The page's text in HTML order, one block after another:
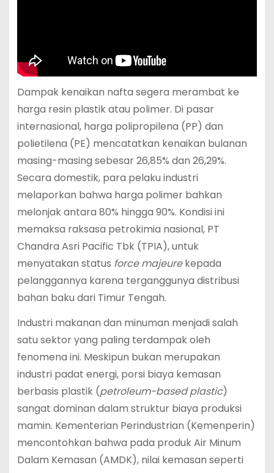
Dampak kenaikan nafta segera merambat ke
harga resin plastik atau polimer. Di pasar
internasional, harga polipropilena (PP) dan
polietilena (PE) mencatatkan kenaikan bulanan
masing-masing sebesar 26,85% dan 26,29%.
Secara domestik, para pelaku industri
melaporkan bahwa harga polimer bahkan
melonjak antara 80% hingga 90%. Kondisi ini
memaksa raksasa petrokimia nasional, PT
Chandra Asri Pacific Tbk (TPIA), untuk
menyatakan status force majeurekepada
pelanggannya karena terganggunya distribusi
bahan baku dari Timur Tengah.
Industri makanan dan minuman menjadi salah
satu sektor yang paling terdampak oleh
fenomena ini. Meskipun bukan merupakan
industri padat energi, porsi biaya kemasan
berbasis plastik (petroleum-based plastic)
sangat dominan dalam struktur biaya produksi
mamin. Kementerian Perindustrian (Kemenperin)
mencontohkan bahwa pada produk Air Minum
Dalam Kemasan (AMDK), nilai kemasan seperti